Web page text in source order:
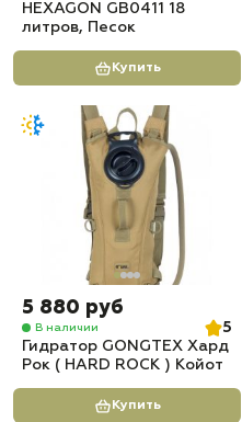
HEXAGON GB0411 18
литров, Песок
Купить
5 880 руб
В наличии
5
Гидратор GONGTEX Хард
Рок ( HARD ROCK ) Койот
Купить